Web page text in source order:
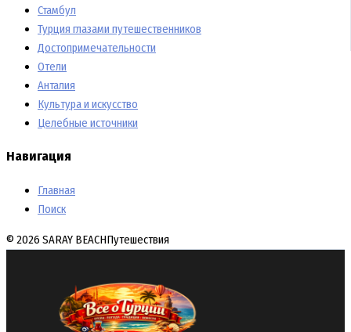
Стамбул
Турция глазами путешественников
Достопримечательности
Отели
Анталия
Культура и искусство
Целебные источники
Навигация
Главная
Поиск
© 2026 SARAY BEACHПутешествия